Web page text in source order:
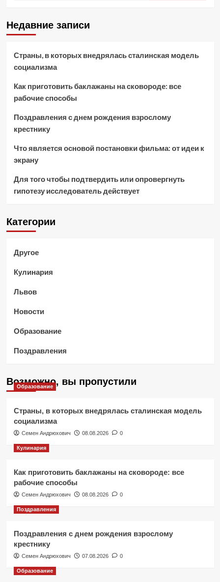
Недавние записи
Страны, в которых внедрялась сталинская модель
социализма
Как приготовить баклажаны на сковороде: все
рабочие способы
Поздравления с днем рождения взрослому
крестнику
Что является основой постановки фильма: от идеи к
экрану
Для того чтобы подтвердить или опровергнуть
гипотезу исследователь действует
Категории
Другое
Кулинария
Львов
Новости
Образование
Поздравления
Возможно, вы пропустили
Образование
Страны, в которых внедрялась сталинская модель
социализма
Семен Андрюхович 08.08.2026 0
Кулинария
Как приготовить баклажаны на сковороде: все
рабочие способы
Семен Андрюхович 08.08.2026 0
Поздравления
Поздравления с днем рождения взрослому
крестнику
Семен Андрюхович 07.08.2026 0
Образование